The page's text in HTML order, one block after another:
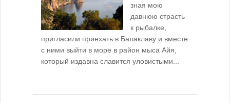
зная мою
давнюю страсть
к рыбалке,
пригласили приехать в Балаклаву и вместе
с ними выйти в море в район мыса Айя,
который издавна славится уловистыми...